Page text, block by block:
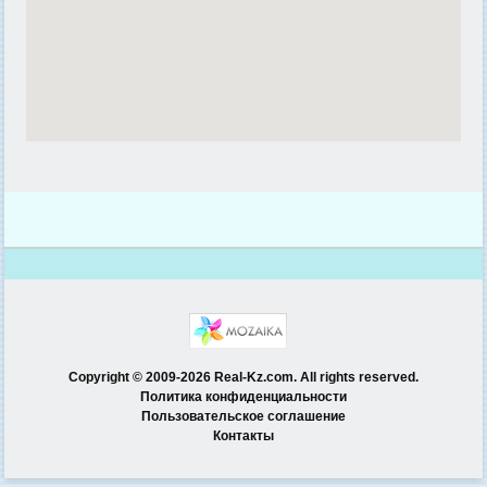
Copyright © 2009-2026 Real-Kz.com. All rights reserved.
Политика конфиденциальности
Пользовательское соглашение
Контакты